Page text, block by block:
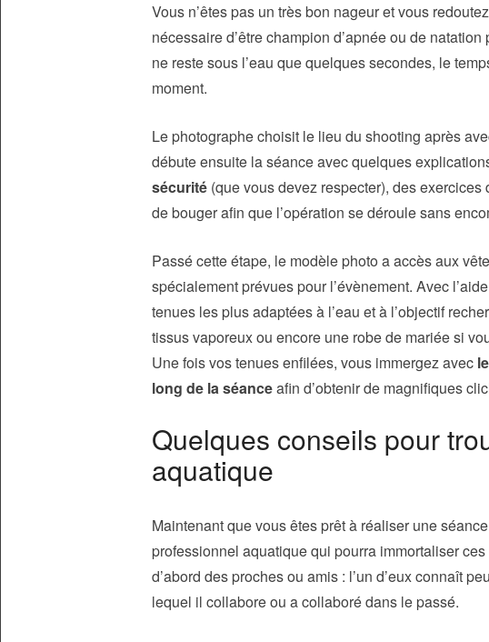
Vous n’êtes pas un très bon nageur et vous
nécessaire d’être champion d’apnée ou de
ne reste sous l’eau que quelques secondes, le
moment.
Le photographe choisit le lieu du shooting après
débute ensuite la séance avec quelques
sécurité (que vous devez respecter), des
de bouger afin que l’opération se déroule sans
Passé cette étape, le modèle photo a accès aux
spécialement prévues pour l’évènement. Avec
tenues les plus adaptées à l’eau et à l’objectif
tissus vaporeux ou encore une robe de mariée si
Une fois vos tenues enfilées, vous immergez avec
long de la séanceafin d’obtenir de magnifiques
Quelques conseils pour
aquatique
Maintenant que vous êtes prêt à réaliser une
professionnel aquatique qui pourra immortaliser
d’abord des proches ou amis : l’un d’eux connaît
lequel il collabore ou a collaboré dans le passé.